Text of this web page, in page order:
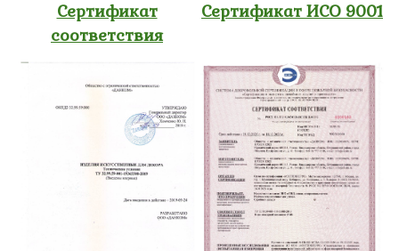
Сертификат
соответствия
Сертификат ИСО 9001